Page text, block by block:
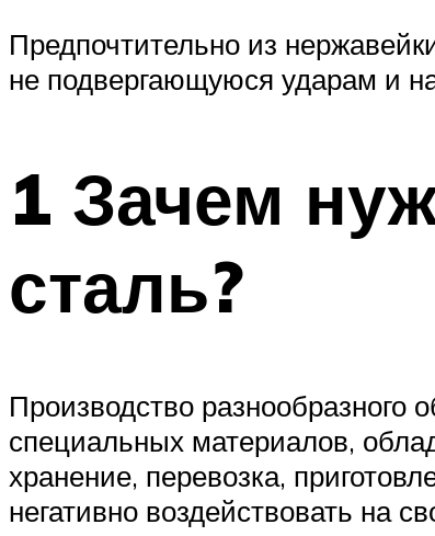
Предпочтительно из
не подвергающуюся ударам и
1 Зачем
сталь?
Производство разнообразного
специальных материалов,
хранение, перевозка,
негативно воздействовать на